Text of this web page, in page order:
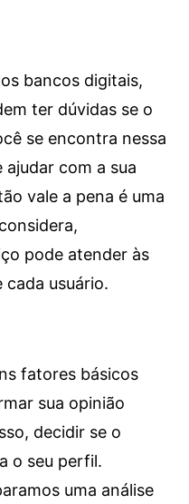
bancos digitais,
ter dúvidas se o
se encontra nessa
com a sua
vale a pena é uma
pode atender às
cada usuário.
fatores básicos
sua opinião
decidir se o
o seu perfil.
uma análise